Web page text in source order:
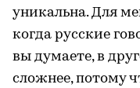
уникальна. Для
когда русские
вы думаете, в
сложнее, потому